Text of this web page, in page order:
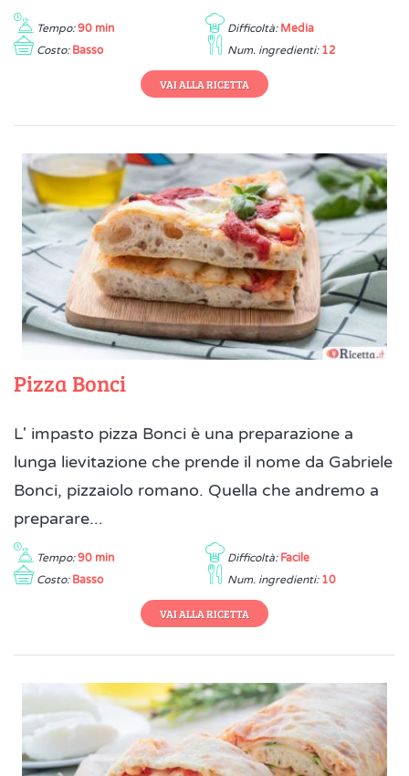
Tempo: 90 min Difficoltà: Media
Costo: Basso Num. ingredienti: 12
VAI ALLA RICETTA
Pizza Bonci
L' impasto pizza Bonci è una preparazione a
lunga lievitazione che prende il nome da Gabriele
Bonci, pizzaiolo romano. Quella che andremo a
preparare...
Tempo: 90 min Difficoltà: Facile
Costo: Basso Num. ingredienti: 10
VAI ALLA RICETTA